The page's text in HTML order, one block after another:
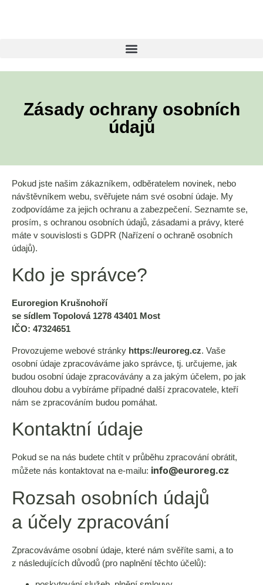
Zásady ochrany osobních
údajů
Pokud jste našim zákazníkem, odběratelem novinek, nebo
návštěvníkem webu, svěřujete nám své osobní údaje. My
zodpovídáme za jejich ochranu a zabezpečení. Seznamte se,
prosím, s ochranou osobních údajů, zásadami a právy, které
máte v souvislosti s GDPR (Nařízení o ochraně osobních
údajů).
Kdo je správce?
Euroregion Krušnohoří
se sídlem Topolová 1278 43401 Most
IČO: 47324651
Provozujeme webové stránky https://euroreg.cz. Vaše
osobní údaje zpracováváme jako správce, tj. určujeme, jak
budou osobní údaje zpracovávány a za jakým účelem, po jak
dlouhou dobu a vybíráme případné další zpracovatele, kteří
nám se zpracováním budou pomáhat.
Kontaktní údaje
Pokud se na nás budete chtít v průběhu zpracování obrátit,
můžete nás kontaktovat na e-mailu: info@euroreg.cz
Rozsah osobních údajů
a účely zpracování
Zpracováváme osobní údaje, které nám svěříte sami, a to
z následujících důvodů (pro naplnění těchto účelů):